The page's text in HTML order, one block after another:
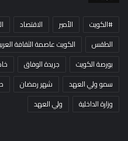
#الكويت الأمير الاقتصاد
الطقس
الكويت عاصمة الثقافة
بورصة الكويت
جريدة الوفاق
سمو ولي العهد
شهر رمضان
وزارة الداخلية
ولي العهد